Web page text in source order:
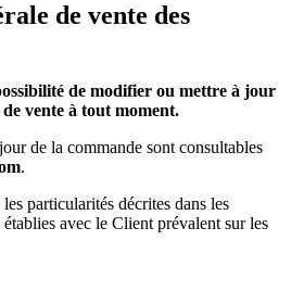
de vente des
de modifier ou mettre à jour
vente à tout moment.
de la commande sont consultables
.
particularités décrites dans les
avec le Client prévalent sur les